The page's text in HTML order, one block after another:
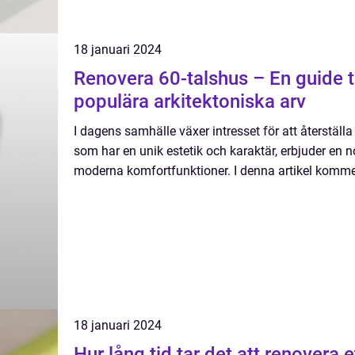
18 januari 2024
Renovera 60-talshus – En
populära arkitektoniska arv
I dagens samhälle växer intresset för att
som har en unik estetik och karaktär, erbjuder en
moderna komfortfunktioner. I denna artikel
18 januari 2024